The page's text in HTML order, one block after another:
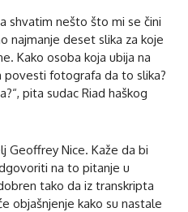
shvatim nešto što mi se čini
najmanje deset slika za koje
Kako osoba koja ubija na
povesti fotografa da to slika?
pita sudac Riad haškog
Geoffrey Nice. Kaže da bi
na to pitanje u
tako da iz transkripta
objašnjenje kako su nastale